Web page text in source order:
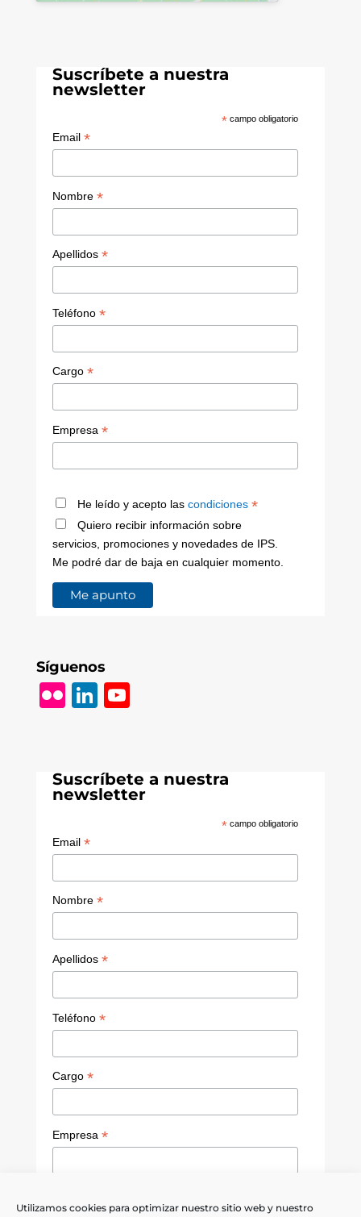
Utilizamos cookies para optimizar nuestro sitio web y nuestro
Suscríbete a nuestra
newsletter
* campo obligatorio
Email *
Nombre *
Apellidos *
Teléfono *
Cargo *
Empresa *
He leído y acepto las condiciones *
Quiero recibir información sobre
servicios, promociones y novedades de IPS.
Me podré dar de baja en cualquier momento.
Síguenos
Fl
r
Li
e
dI
Y
T
u
e
C
n
el
Suscríbete a nuestra
newsletter
* campo obligatorio
Email *
Nombre *
Apellidos *
Teléfono *
Cargo *
Empresa *
Política de privacidad